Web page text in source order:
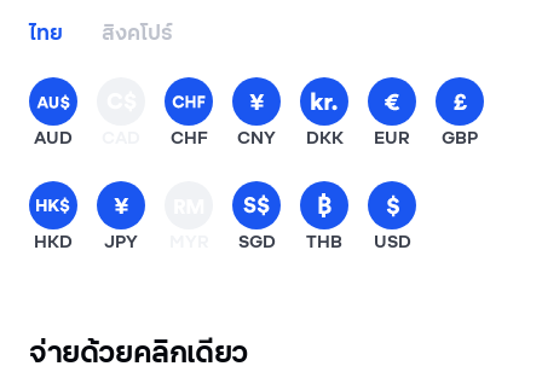
ไทย สิงคโปร์
AUD CHF CNY DKK EUR GBP
HKD JPY SGD THB USD
จ่ายด้วยคลิกเดียว